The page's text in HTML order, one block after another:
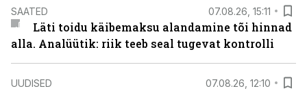
SAATED 07.08.26, 15:11
Läti toidu käibemaksu alandamine tõi hinnad
alla. Analüütik: riik teeb seal tugevat kontrolli
UUDISED 07.08.26, 12:10